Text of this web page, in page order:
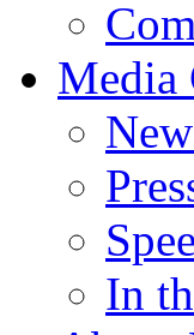
Media
In